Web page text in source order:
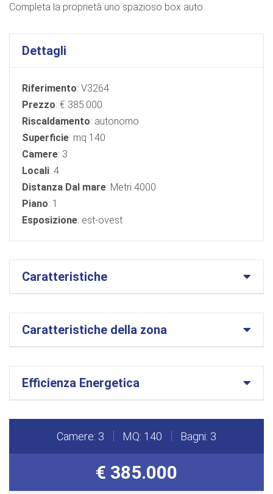
Completa la proprietà uno spazioso box auto.
Dettagli
Riferimento: V3264
Prezzo: € 385.000
Riscaldamento: autonomo
Superficie: mq 140
Camere: 3
Locali: 4
Distanza Dal mare: Metri 4000
Piano: 1
Esposizione: est-ovest
Caratteristiche
Caratteristiche della zona
Efficienza Energetica
Camere: 3 MQ: 140 Bagni: 3
€ 385.000